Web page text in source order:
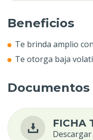
Beneficios
Te brinda amplio
Te otorga baja
Documentos
FICHA
Descargar